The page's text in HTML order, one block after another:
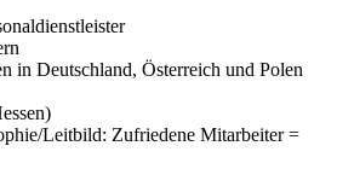
in Deutschland, Öster­reich und Polen
Leitbild: Zufriedene Mitar­beiter =